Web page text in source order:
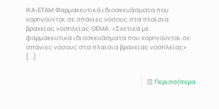
ΙΚΑ-ΕΤΑΜ Φαρμακευτικά ιδιοσκευάσματα που
χορηγούνται σε σπάνιες νόσους στα πλαίσια
βραχείας νοσηλείας ΘΕΜΑ: «Σχετικά με
φαρμακευτικά ιδιοσκευάσματα που χορηγούνται σε
σπάνιες νόσους στα πλαίσια βραχείας νοσηλείας»
[…]
Περισσότερα